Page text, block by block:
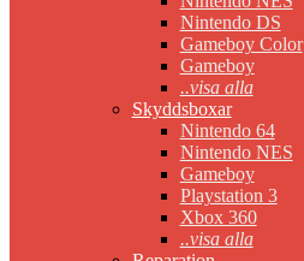
Nintendo DS
Gameboy Color
Gameboy
..visa alla
Skyddsboxar
Nintendo 64
Nintendo NES
Gameboy
Playstation 3
Xbox 360
..visa alla